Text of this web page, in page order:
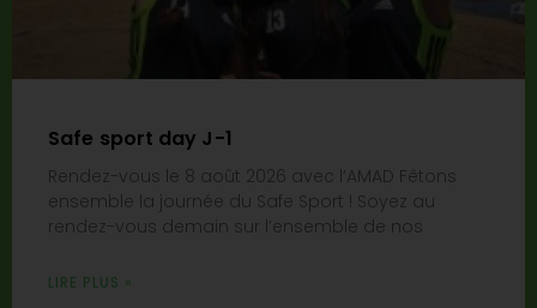
Safe sport day J-1
Rendez-vous le 8 août 2026 avec l’AMAD Fêtons
ensemble la journée du Safe Sport ! Soyez au
rendez-vous demain sur l’ensemble de nos
LIRE PLUS »